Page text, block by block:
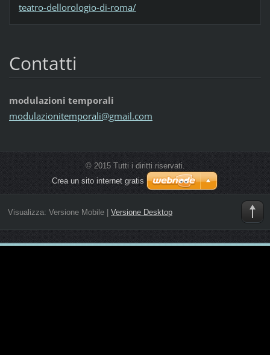
teatro-dellorologio-di-roma/
Contatti
modulazioni temporali
modulazionitemporali@gmail.com
© 2015 Tutti i diritti riservati.
Crea un sito internet gratis
Visualizza: Versione Mobile| Versione Desktop